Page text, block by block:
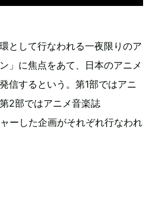
として行なわれる一夜限りのア
」に焦点をあて、日本のアニメ
信するという。第1部ではアニ
2部ではアニメ音楽誌
ーした企画がそれぞれ行なわれ